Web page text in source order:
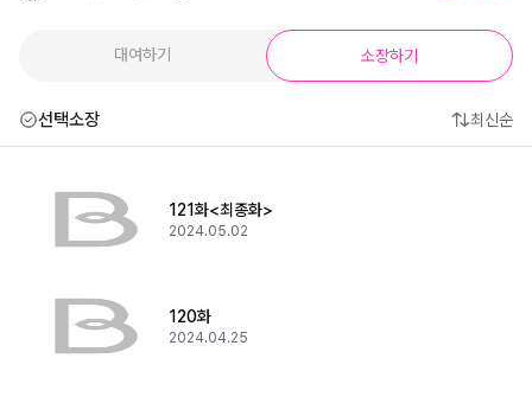
대여하기 소장하기
선택소장 최신순
121화<최종화>
2024.05.02
120화
2024.04.25